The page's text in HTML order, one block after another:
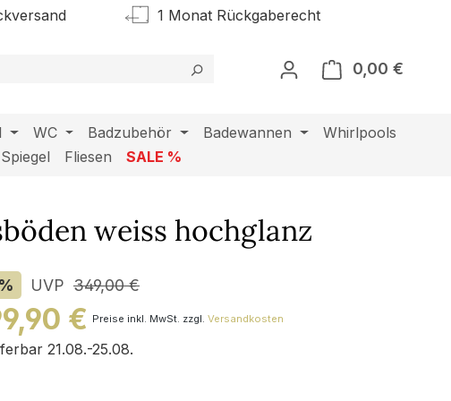
1 Monat Rückgaberecht
0,00 €
WC Badzubehör Badewannen
Whirlpools
Fliesen
SALE %
weiss hochglanz
% UVP 349,00 €
€ Preise inkl. MwSt. zzgl. Versandkosten
21.08.-25.08.